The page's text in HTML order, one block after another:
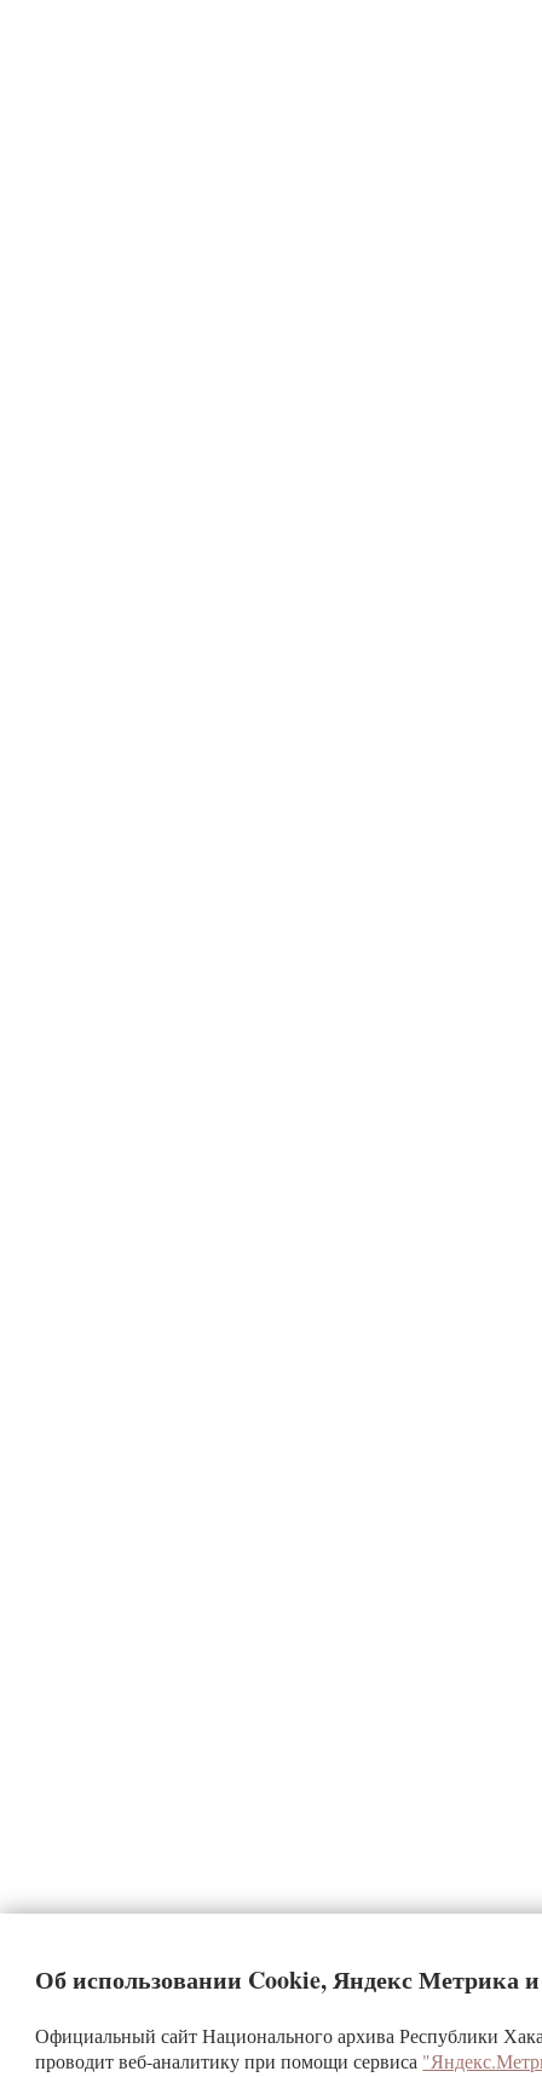
Об использовании Cookie, Яндекс Метрика
Официальный сайт Национального архива Республики
проводит веб-аналитику при помощи сервиса